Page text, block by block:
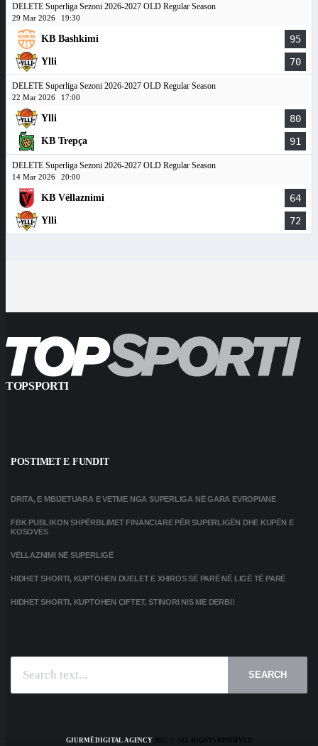
DELETE Superliga Sezoni 2026-2027 OLD Regular Season
29 Mar 2026 19:30
KB Bashkimi 95
Ylli 70
DELETE Superliga Sezoni 2026-2027 OLD Regular Season
22 Mar 2026 17:00
Ylli 80
KB Trepça 91
DELETE Superliga Sezoni 2026-2027 OLD Regular Season
14 Mar 2026 20:00
KB Vëllaznimi 64
Ylli 72
TOPSPORTI
POSTIMET E FUNDIT
DRITA, E MBIJETUARA E VETME NGA SUPERLIGA NË GARA EVROPIANE
FBK PUBLIKON SHPËRBLIMET FINANCIARE PËR SUPERLIGËN DHE KUPËN E
KOSOVËS
VËLLAZNIMI NË SUPERLIGË
HIDHET SHORTI, KUPTOHEN DUELET E XHIROS SË PARË NË LIGË TË PARË
HIDHET SHORTI, KUPTOHEN ÇIFTET, STINORI NIS ME DERBI!
SEARCH
GJURMË DIGITAL AGENCY2025 | ALL RIGHTS RESERVED